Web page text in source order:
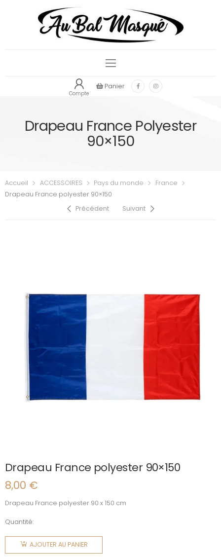
Compte
Panier
Drapeau France Polyester
90×150
Accueil ACCESSOIRES Pays du monde
France
Drapeau France polyester 90×150
Précédent
Suivant
Drapeau France polyester 90×150
8,00 €
Drapeau France polyester 90 x 150 cm
Quantité:
quantité
Drapeau
AJOUTER AU PANIER